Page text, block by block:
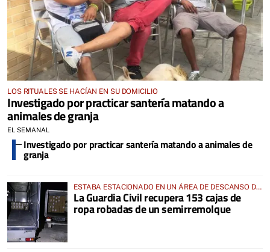
LOS RITUALES SE HACÍAN EN SU DOMICILIO
Investigado por practicar santería matando a
animales de granja
EL SEMANAL
Investigado por practicar santería matando a animales de
granja
ESTABA ESTACIONADO EN UN ÁREA DE DESCANSO DE
LA A4
La Guardia Civil recupera 153 cajas de
ropa robadas de un semirremolque